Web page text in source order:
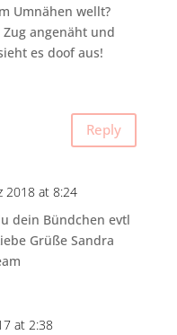
Umnähen wellt?
angenäht und
es doof aus!
Reply
2018 at 8:24
dein Bündchen evtl
Grüße Sandra
at 2:38